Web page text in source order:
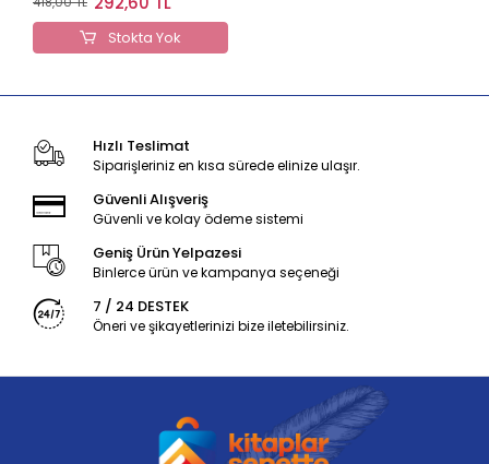
Stokta Yok
Hızlı Teslimat
Siparişleriniz en kısa sürede elinize ulaşır.
Güvenli Alışveriş
Güvenli ve kolay ödeme sistemi
Geniş Ürün Yelpazesi
Binlerce ürün ve kampanya seçeneği
7 / 24 DESTEK
Öneri ve şikayetlerinizi bize iletebilirsiniz.